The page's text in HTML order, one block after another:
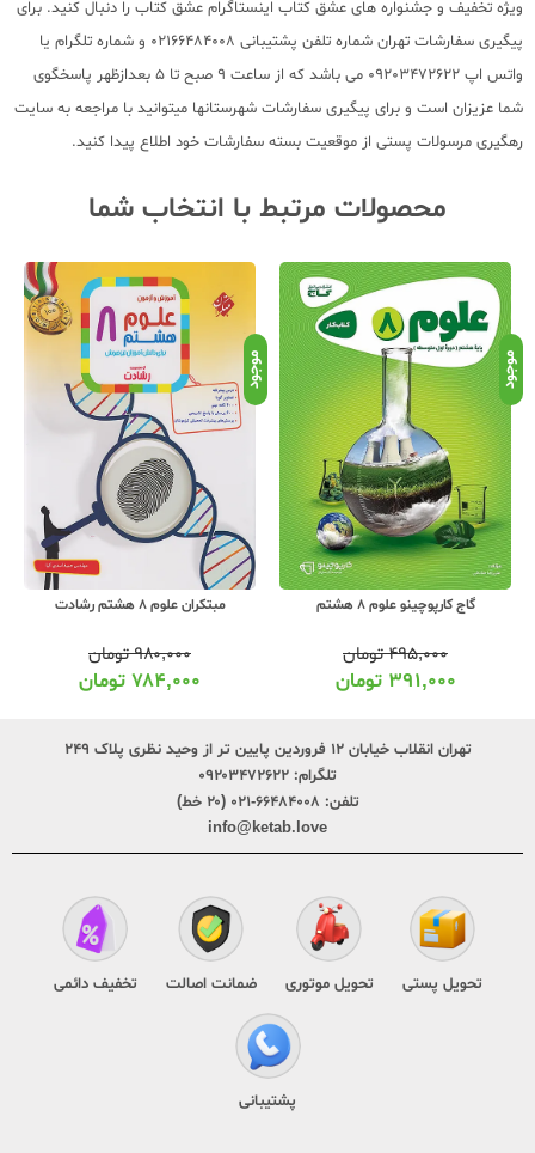
ویژه تخفیف و جشنواره های عشق کتاب اینستاگرام عشق کتاب را دنبال کنید. برای
پیگیری سفارشات تهران شماره تلفن پشتیبانی 02166484008 و شماره تلگرام یا
واتس اپ 09203472622 می باشد که از ساعت 9 صبح تا 5 بعدازظهر پاسخگوی
شما عزیزان است و برای پیگیری سفارشات شهرستانها میتوانید با مراجعه به سایت
رهگیری مرسولات پستی از موقعیت بسته سفارشات خود اطلاع پیدا کنید.
محصولات مرتبط با انتخاب شما
موجود
گاج کارپوچینو علوم 8 هشتم
۴۹۵,۰۰۰تومان
۳۹۱,۰۰۰ تومان
موجود
مبتکران علوم 8 هشتم رشادت
۹۸۰,۰۰۰تومان
۷۸۴,۰۰۰ تومان
تهران انقلاب خیابان ۱۲ فروردین پایین تر از وحید نظری پلاک ۲۴۹
تلگرام: ۰۹۲۰۳۴۷۲۶۲۲
تلفن: ۶۶۴۸۴۰۰۸-۰۲۱ (۲۰ خط)
info@ketab.love
تحویل پستی تحویل موتوری ضمانت اصالت تخفیف دائمی
پشتیبانی